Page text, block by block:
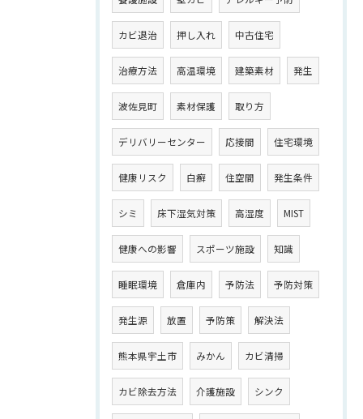
カビ退治 押し入れ 中古住宅
治療方法 高温環境 建築素材 発生
波佐見町 素材保護 取り方
デリバリーセンター 応接間 住宅環境
健康リスク 白癬 住空間 発生条件
シミ 床下湿気対策 高湿度 MIST
健康への影響 スポーツ施設 知識
睡眠環境 倉庫内 予防法 予防対策
発生源 放置 予防策 解決法
熊本県宇土市 みかん カビ清掃
カビ除去方法 介護施設 シンク